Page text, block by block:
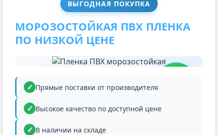
ВЫГОДНАЯ ПОКУПКА
МОРОЗОСТОЙКАЯ ПВХ ПЛЕНКА
ПО НИЗКОЙ ЦЕНЕ
Прямые поставки от производителя
Высокое качество по доступной цене
В наличии на складе